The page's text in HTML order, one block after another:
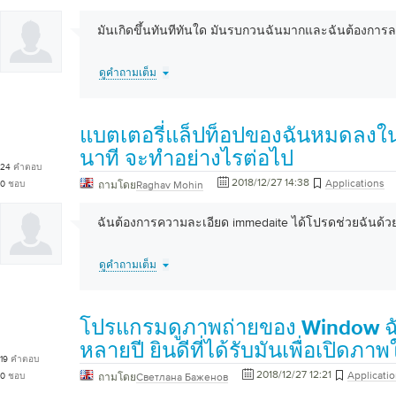
มันเกิดขึ้นทันทีทันใด มันรบกวนฉันมากและฉันต้องการ
ดูคำถามเต็ม
24 คำตอบ
0 ชอบ
แบตเตอรี่แล็ปท็อปของฉันหมดลงใ
นาที จะทำอย่างไรต่อไป
ถามโดยRaghav Mohin 2018/12/27 14:38 Applications
ฉันต้องการความละเอียด immedaite ได้โปรดช่วยฉันด้ว
ดูคำถามเต็ม
19 คำตอบ
0 ชอบ
โปรแกรมดูภาพถ่ายของ Window
หลายปี ยินดีที่ได้รับมันเพื่อเปิดภา
ถามโดยСветлана Баженов 2018/12/27 12:21